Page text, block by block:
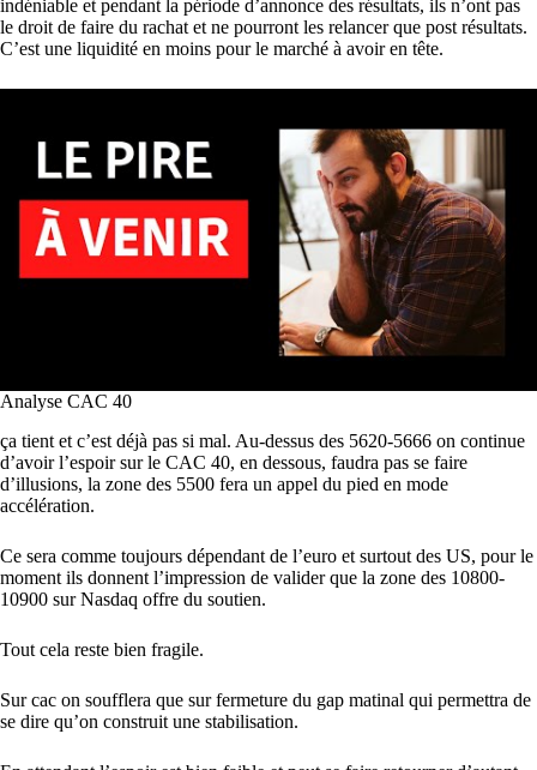
indéniable et pendant la période d’annonce des résultats, ils n’ont pas
le droit de faire du rachat et ne pourront les relancer que post résultats.
C’est une liquidité en moins pour le marché à avoir en tête.
Analyse CAC 40
ça tient et c’est déjà pas si mal. Au-dessus des 5620-5666 on continue
d’avoir l’espoir sur le CAC 40, en dessous, faudra pas se faire
d’illusions, la zone des 5500 fera un appel du pied en mode
accélération.
Ce sera comme toujours dépendant de l’euro et surtout des US, pour le
moment ils donnent l’impression de valider que la zone des 10800-
10900 sur Nasdaq offre du soutien.
Tout cela reste bien fragile.
Sur cac on soufflera que sur fermeture du gap matinal qui permettra de
se dire qu’on construit une stabilisation.